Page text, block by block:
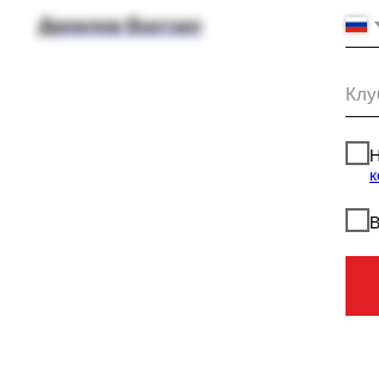
Данилов Вахтанг